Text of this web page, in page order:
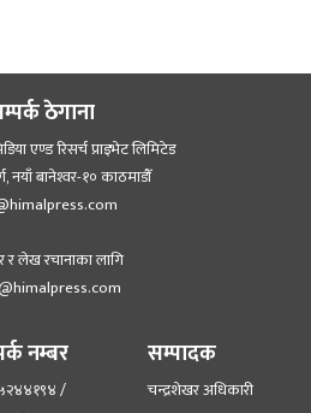
ठेगाना
एण्ड रिसर्च प्राइभेट लिमिटेड
नयाँ बानेश्‍वर-१० काठमाडौँ
र लेख रचानाका लागि
नम्बर
/
सम्पादक
चन्द्रशेखर अधिकारी